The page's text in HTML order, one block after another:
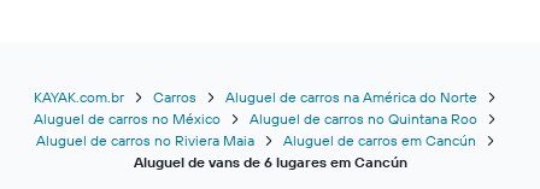
KAYAK.com.br Carros
Aluguel de carros na América do Norte
Aluguel de carros no México
Aluguel de carros no Quintana Roo
Aluguel de carros no Riviera Maia
Aluguel de carros em Cancún
Aluguel de vans de 6 lugares em Cancún